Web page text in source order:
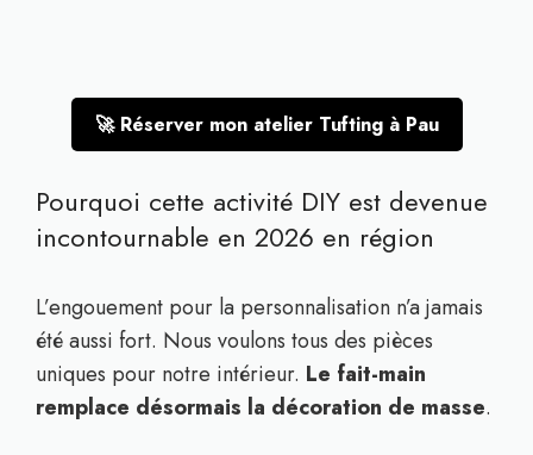
🚀 Réserver mon atelier Tufting à Pau
Pourquoi cette activité DIY est devenue
incontournable en 2026 en région
L’engouement pour la personnalisation n’a jamais
été aussi fort. Nous voulons tous des pièces
uniques pour notre intérieur. Le fait-main
remplace désormais la décoration de masse.